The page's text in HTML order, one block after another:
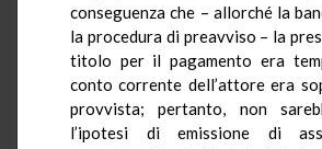
conseguenza che – allorché la
la procedura di preavviso – la
titolo per il pagamento era
conto corrente dell’attore era
provvista; pertanto, non
l’ipotesi di emissione di